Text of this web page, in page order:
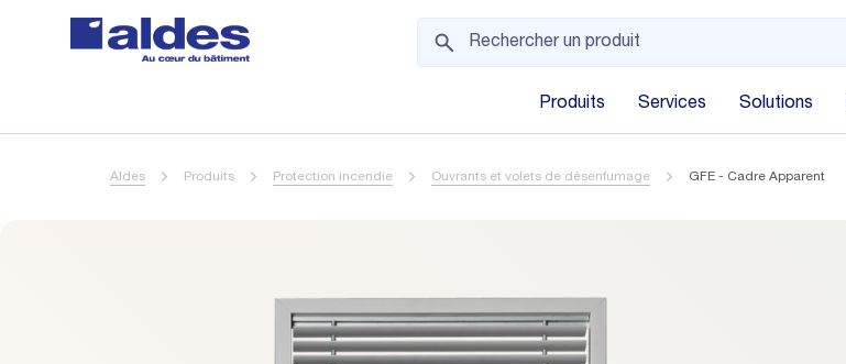
Produits Services Solutions
Aldes Produits Protection incendie Ouvrants et volets de désenfumage GFE - Cadre Apparent